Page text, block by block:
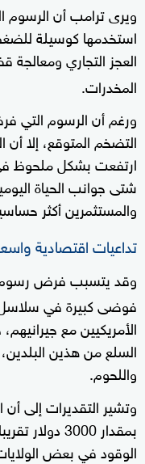
ويرى ترامب أن الرسوم
استخدمها كوسيلة
العجز التجاري ومعالجة
المخدرات.
ورغم أن الرسوم التي
التضخم المتوقع، إلا
ارتفعت بشكل ملحوظ في
شتى جوانب الحياة
والمستثمرين أكثر
تداعيات اقتصادية
وقد يتسبب فرض
فوضى كبيرة في سلاسل
الأمريكيين مع
السلع من هذين
واللحوم.
وتشير التقديرات إلى
بمقدار 3000
الوقود في بعض